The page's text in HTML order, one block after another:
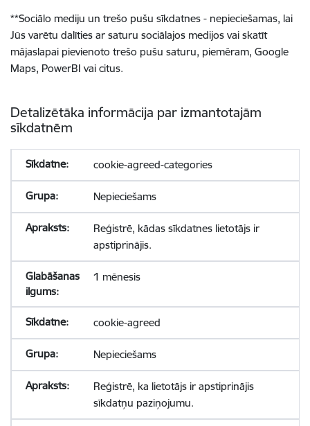
**Sociālo mediju un trešo pušu sīkdatnes - nepieciešamas, lai
Jūs varētu dalīties ar saturu sociālajos medijos vai skatīt
mājaslapai pievienoto trešo pušu saturu, piemēram, Google
Maps, PowerBI vai citus.
Detalizētāka informācija par izmantotajām
sīkdatnēm
cookie-agreed-categories
Nepieciešams
Reģistrē, kādas sīkdatnes lietotājs ir
apstiprinājis.
1 mēnesis
cookie-agreed
Nepieciešams
Reģistrē, ka lietotājs ir apstiprinājis
sīkdatņu paziņojumu.